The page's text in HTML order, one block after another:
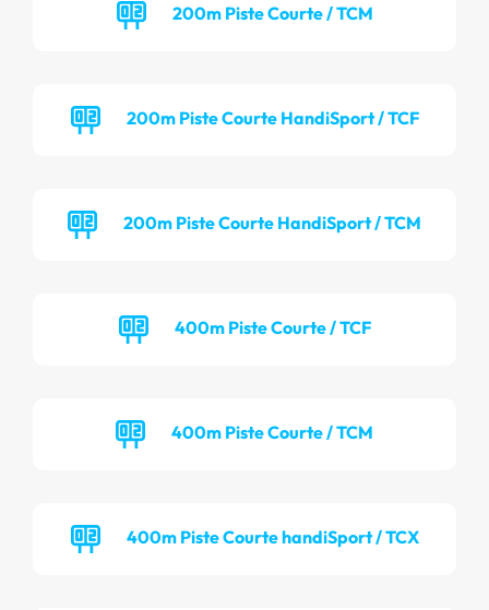
200m Piste Courte / TCM
200m Piste Courte HandiSport / TCF
200m Piste Courte HandiSport / TCM
400m Piste Courte / TCF
400m Piste Courte / TCM
400m Piste Courte handiSport / TCX